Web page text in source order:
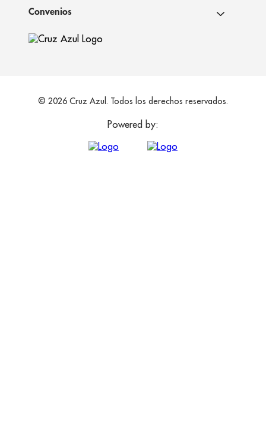
Convenios
© 2026 Cruz Azul. Todos los derechos reservados.
Powered by: